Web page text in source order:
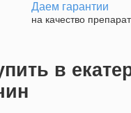
Даем гарантии
на качество
в